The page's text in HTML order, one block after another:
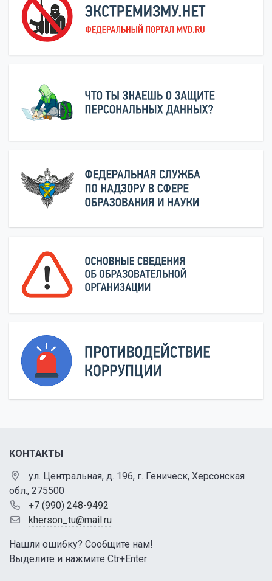
КОНТАКТЫ
ул. Центральная, д. 196, г. Геническ, Херсонская
обл., 275500
+7 (990) 248-9492
kherson_tu@mail.ru
Нашли ошибку? Сообщите нам!
Выделите и нажмите Ctr+Enter